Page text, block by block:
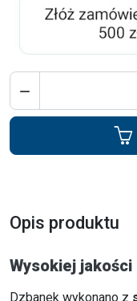

Opis produktu
Wysokiej
Dzbanek wykonano z